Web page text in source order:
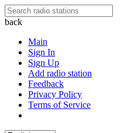
back
Main
Sign In
Sign Up
Add radio station
Feedback
Privacy Policy
Terms of Service